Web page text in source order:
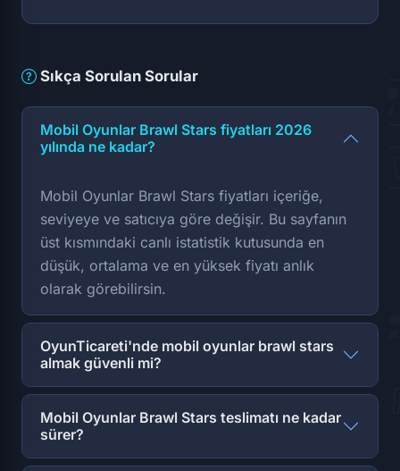
Sıkça Sorulan Sorular
Mobil Oyunlar Brawl Stars fiyatları 2026
yılında ne kadar?
Mobil Oyunlar Brawl Stars fiyatları içeriğe,
seviyeye ve satıcıya göre değişir. Bu sayfanın
üst kısmındaki canlı istatistik kutusunda en
düşük, ortalama ve en yüksek fiyatı anlık
olarak görebilirsin.
OyunTicareti'nde mobil oyunlar brawl stars
almak güvenli mi?
Mobil Oyunlar Brawl Stars teslimatı ne kadar
sürer?